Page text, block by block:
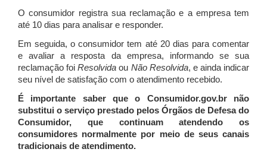
O consumidor registra sua reclamação e a empresa tem
até 10 dias para analisar e responder.
Em seguida, o consumidor tem até 20 dias para comentar
e avaliar a resposta da empresa, informando se sua
reclamação foiResolvida ou Não Resolvida, e ainda indicar
seu nível de satisfação com o atendimento recebido.
É importante saber que o Consumidor.gov.br não
substitui o serviço prestado pelos Órgãos de Defesa do
Consumidor, que continuam atendendo os
consumidores normalmente por meio de seus canais
tradicionais de atendimento.